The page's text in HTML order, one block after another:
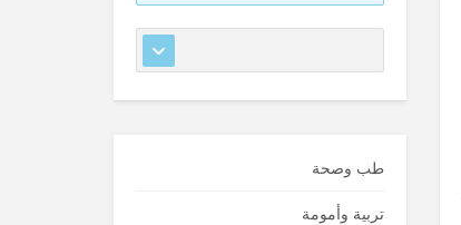
طب وصحة
تربية وأمومة